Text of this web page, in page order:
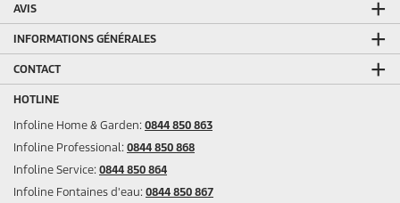
AVIS
INFORMATIONS GÉNÉRALES
CONTACT
HOTLINE
Infoline Home & Garden: 0844 850 863
Infoline Professional: 0844 850 868
Infoline Service: 0844 850 864
Infoline Fontaines d'eau: 0844 850 867